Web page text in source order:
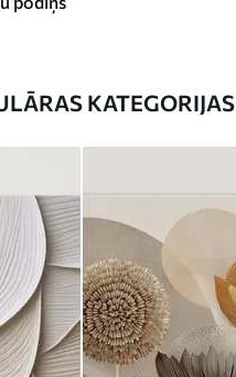
KATEGORIJAS